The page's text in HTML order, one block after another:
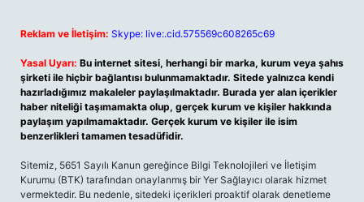
Reklam ve İletişim: Skype: live:.cid.575569c608265c69
Yasal Uyarı: Bu internet sitesi, herhangi bir marka, kurum veya şahıs
şirketi ile hiçbir bağlantısı bulunmamaktadır. Sitede yalnızca kendi
hazırladığımız makaleler paylaşılmaktadır. Burada yer alan içerikler
haber niteliği taşımamakta olup, gerçek kurum ve kişiler hakkında
paylaşım yapılmamaktadır. Gerçek kurum ve kişiler ile isim
benzerlikleri tamamen tesadüfidir.
Sitemiz, 5651 Sayılı Kanun gereğince Bilgi Teknolojileri ve İletişim
Kurumu (BTK) tarafından onaylanmış bir Yer Sağlayıcı olarak hizmet
vermektedir. Bu nedenle, sitedeki içerikleri proaktif olarak denetleme